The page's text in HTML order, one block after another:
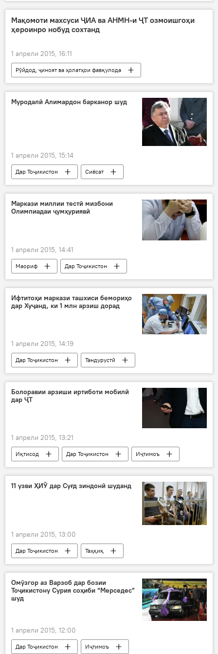
нуқра
маъдан захира
Мақомоти махсуси ҶИА ва АНМН-и ҶТ озмоишгоҳи
ҳероинро нобуд сохтанд
1 апрели 2015, 16:11
Рӯйдод, ҷиноят ва ҳолатҳои фавқулода
Осиёи Марказӣ
Дар ҷаҳон
Иҷтимоъ
Таҳқиқ
Ҳамаи хабарҳо
нашъа
лабараторияи маводи мухаддир нобуд карда шуд
Дар Тоҷикистон
Афғонистон
Муродалӣ Алимардон барканор шуд
1 апрели 2015, 15:14
Дар Тоҷикистон
Сиёсат
Ҳамаи хабарҳо
Муродалӣ Алимардонов
барканор
муовини сарвазир
кори дигар
фармон фаъолият
Маркази миллии тестӣ мизбони
Олимпиадаи ҷумҳуриявӣ
1 апрели 2015, 14:41
Маориф
Дар Тоҷикистон
Ҳамаи хабарҳо
Нуриддин Саидов
Эҳсон Хушвахтов
Маркази миллии тестӣ
мактабӣ
фан дақиқ
табиӣ
Ифтитоҳи маркази ташхиси бемориҳо
дар Хуҷанд, ки 1 млн арзиш дорад
1 апрели 2015, 14:19
Дар Тоҷикистон
Тандурустӣ
Иҷтимоъ
Ҳамаи хабарҳо
Хуҷанд
Суғд
Раҷаббой Аҳмадзода
райиси шаҳри Хуҷанд
Болоравии арзиши иртиботи мобилӣ
дар ҶТ
1 апрели 2015, 13:21
Иқтисод Дар Тоҷикистон
Иҷтимоъ
Ҳамаи хабарҳо
Tcell
"Babilon-M"
Мегафон-Тоҷикистон
11 узви ҲИӮ дар Суғд зиндонӣ шуданд
1 апрели 2015, 13:00
Дар Тоҷикистон
Таҳқиқ
Ҳамаи хабарҳо
Амният ва мудофиа
Суғд
Хуҷанд
Ҳаракати исломии Ӯзбакистон
ҳукм
Рӯйдод, ҷиноят ва ҳолатҳои фавқулода
Омӯзгор аз Варзоб дар бозии
Тоҷикистону Сурия соҳиби “Мерседес”
шуд
1 апрели 2015, 12:00
Дар Тоҷикистон Иҷтимоъ